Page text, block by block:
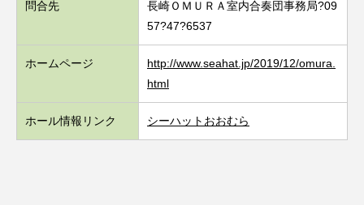
問合先
長崎ＯＭＵＲＡ室内合奏団事務局?09
57?47?6537
ホームページ
http://www.seahat.jp/2019/12/omura.
html
ホール情報リンク シーハットおおむら